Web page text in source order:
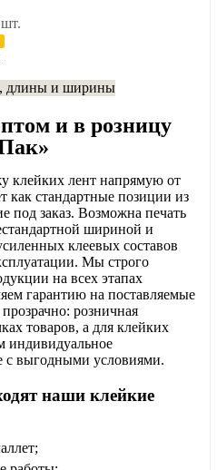
₽
₽
Этот
имеет
вариаций.
Опции
можно
на
странице
товара.
и в розницу
клейких лент напрямую от
как стандартные позиции из
под заказ. Возможна печать
шириной и
клеевых составов
Мы строго
на всех этапах
гарантию на поставляемые
розничная
товаров, а для клейких
индивидуальное
с выгодными условиями.
наши клейкие